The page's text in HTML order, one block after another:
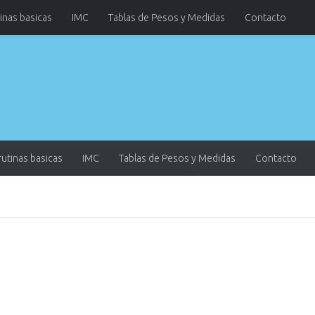
basicas IMC Tablas de Pesos y Medidas Contacto
basicas IMC Tablas de Pesos y Medidas Contacto